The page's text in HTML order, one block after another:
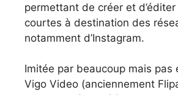
permettant de créer et
courtes à destination des
notamment d’Instagram.
Imitée par beaucoup mais pas
Vigo Video (anciennement